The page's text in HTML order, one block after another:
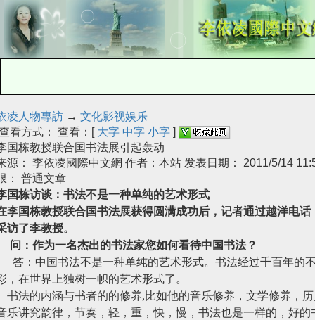
凌人物專訪 → 文化影视娱乐
看方式： 查看：[ 大字 中字 小字 ]
国栋教授联合国书法展引起轰动
源： 李依凌國際中文網 作者：本站 发表日期： 2011/5/14
： 普通文章
国栋访谈：书法不是一种单纯的艺术形式
李国栋教授联合国书法展获得圆满成功后，记者通过越洋电话
访了李教授。
问：作为一名杰出的书法家您如何看待中国书法？
答：中国书法不是一种单纯的艺术形式。书法经过千百年的
，在世界上独树一帜的艺术形式了。
书法的内涵与书者的的修养,比如他的音乐修养，文学修养，
乐讲究韵律，节奏，轻，重，快，慢，书法也是一样的，好